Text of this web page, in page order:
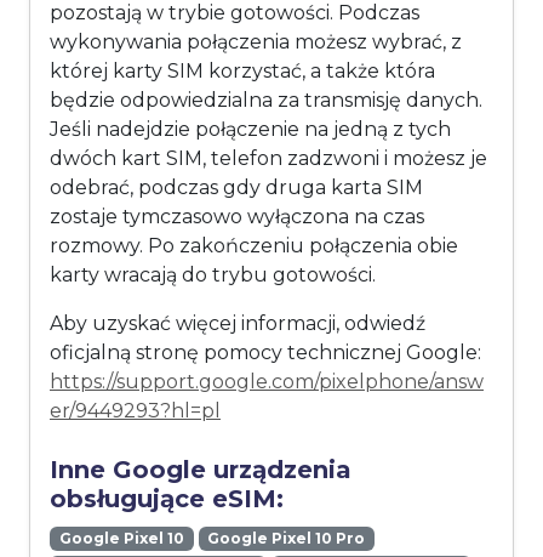
pozostają w trybie gotowości. Podczas
wykonywania połączenia możesz wybrać, z
której karty SIM korzystać, a także która
będzie odpowiedzialna za transmisję danych.
Jeśli nadejdzie połączenie na jedną z tych
dwóch kart SIM, telefon zadzwoni i możesz je
odebrać, podczas gdy druga karta SIM
zostaje tymczasowo wyłączona na czas
rozmowy. Po zakończeniu połączenia obie
karty wracają do trybu gotowości.
Aby uzyskać więcej informacji, odwiedź
oficjalną stronę pomocy technicznej Google:
https://support.google.com/pixelphone/answ
er/9449293?hl=pl
Inne Google urządzenia
obsługujące eSIM:
Google Pixel 10
Google Pixel 10 Pro